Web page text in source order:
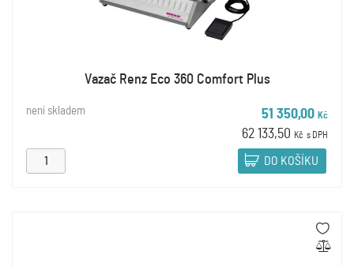
Vazač Renz Eco 360 Comfort Plus
není skladem 51 350,00 Kč
62 133,50 Kč s DPH
DO KOŠÍKU